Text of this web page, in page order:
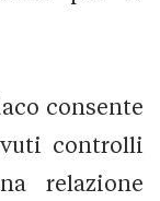
consente
controlli
relazione